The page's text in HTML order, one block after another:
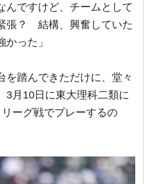
んですけど、チームとして
張？ 結構、興奮していた
った」
踏んできただけに、堂々
3月10日に東大理科二類に
ーグ戦でプレーするの